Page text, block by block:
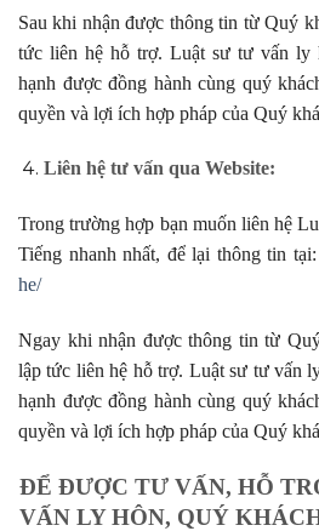
Sau khi nhận được thông tin từ Quý
tức liên hệ hỗ trợ. Luật sư tư vấn ly
hạnh được đồng hành cùng quý
quyền và lợi ích hợp pháp của Quý
Liên hệ tư vấn qua Website:
Trong trường hợp bạn muốn liên hệ
Tiếng nhanh nhất, để lại thông tin tại:
he/
Ngay khi nhận được thông tin từ
lập tức liên hệ hỗ trợ. Luật sư tư vấn
hạnh được đồng hành cùng quý
quyền và lợi ích hợp pháp của Quý
ĐỂ ĐƯỢC TƯ VẤN, HỖ
VẤN LY HÔN, QUÝ